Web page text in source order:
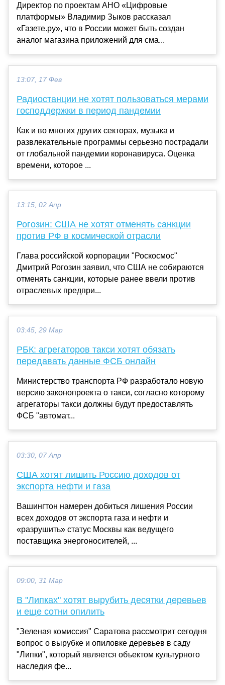
Директор по проектам АНО «Цифровые
платформы» Владимир Зыков рассказал
«Газете.ру», что в России может быть создан
аналог магазина приложений для сма...
13:07, 17 Фев
Радиостанции не хотят пользоваться мерами
господдержки в период пандемии
Как и во многих других секторах, музыка и
развлекательные программы серьезно пострадали
от глобальной пандемии коронавируса. Оценка
времени, которое ...
13:15, 02 Апр
Рогозин: США не хотят отменять санкции
против РФ в космической отрасли
Глава российской корпорации "Роскосмос"
Дмитрий Рогозин заявил, что США не собираются
отменять санкции, которые ранее ввели против
отраслевых предпри...
03:45, 29 Мар
РБК: агрегаторов такси хотят обязать
передавать данные ФСБ онлайн
Министерство транспорта РФ разработало новую
версию законопроекта о такси, согласно которому
агрегаторы такси должны будут предоставлять
ФСБ "автомат...
03:30, 07 Апр
США хотят лишить Россию доходов от
экспорта нефти и газа
Вашингтон намерен добиться лишения России
всех доходов от экспорта газа и нефти и
«разрушить» статус Москвы как ведущего
поставщика энергоносителей, ...
09:00, 31 Мар
В "Липках" хотят вырубить десятки деревьев
и еще сотни опилить
"Зеленая комиссия" Саратова рассмотрит сегодня
вопрос о вырубке и опиловке деревьев в саду
"Липки", который является объектом культурного
наследия фе...